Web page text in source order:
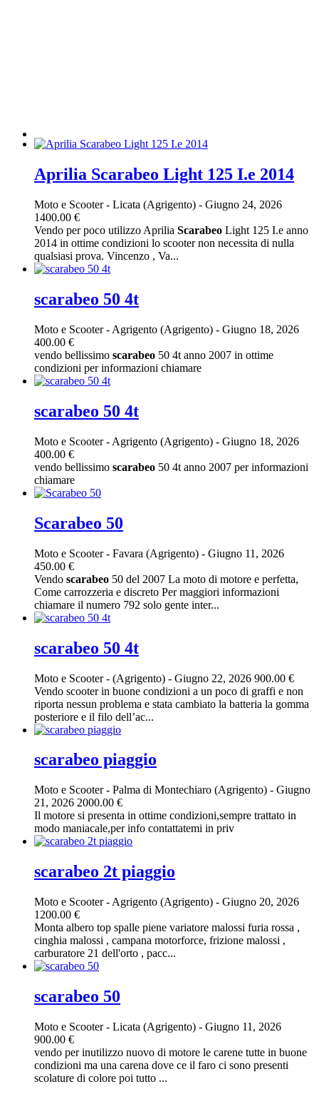
Aprilia Scarabeo Light 125 I.e 2014
Moto e Scooter- Licata (Agrigento) - Giugno 24, 2026
1400.00 €
Vendo per poco utilizzo Aprilia Scarabeo Light 125 I.e anno
2014 in ottime condizioni lo scooter non necessita di nulla
qualsiasi prova. Vincenzo , Va...
scarabeo 50 4t
Moto e Scooter- Agrigento (Agrigento) - Giugno 18, 2026
400.00 €
vendo bellissimo scarabeo 50 4t anno 2007 in ottime
condizioni per informazioni chiamare
scarabeo 50 4t
Moto e Scooter- Agrigento (Agrigento) - Giugno 18, 2026
400.00 €
vendo bellissimo scarabeo 50 4t anno 2007 per informazioni
chiamare
Scarabeo 50
Moto e Scooter- Favara (Agrigento) - Giugno 11, 2026
450.00 €
Vendo scarabeo 50 del 2007 La moto di motore e perfetta,
Come carrozzeria e discreto Per maggiori informazioni
chiamare il numero 792 solo gente inter...
scarabeo 50 4t
Moto e Scooter- (Agrigento) - Giugno 22, 2026 900.00 €
Vendo scooter in buone condizioni a un poco di graffi e non
riporta nessun problema e stata cambiato la batteria la gomma
posteriore e il filo dell’ac...
scarabeo piaggio
Moto e Scooter- Palma di Montechiaro (Agrigento) - Giugno
21, 2026 2000.00 €
Il motore si presenta in ottime condizioni,sempre trattato in
modo maniacale,per info contattatemi in priv
scarabeo 2t piaggio
Moto e Scooter- Agrigento (Agrigento) - Giugno 20, 2026
1200.00 €
Monta albero top spalle piene variatore malossi furia rossa ,
cinghia malossi , campana motorforce, frizione malossi ,
carburatore 21 dell'orto , pacc...
scarabeo 50
Moto e Scooter- Licata (Agrigento) - Giugno 11, 2026
900.00 €
vendo per inutilizzo nuovo di motore le carene tutte in buone
condizioni ma una carena dove ce il faro ci sono presenti
scolature di colore poi tutto ...